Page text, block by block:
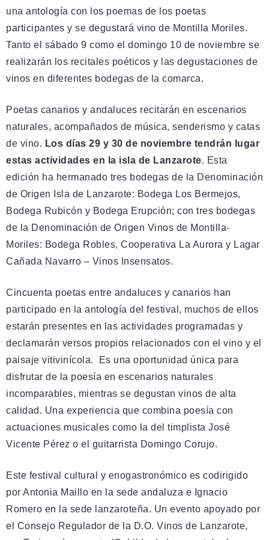
una antología con los poemas de los poetas
participantes y se degustará vino de Montilla Moriles.
Tanto el sábado 9 como el domingo 10 de noviembre se
realizarán los recitales poéticos y las degustaciones de
vinos en diferentes bodegas de la comarca.
Poetas canarios y andaluces recitarán en escenarios
naturales, acompañados de música, senderismo y catas
de vino. Los días 29 y 30 de noviembre tendrán lugar
estas actividades en la isla de Lanzarote. Esta
edición ha hermanado tres bodegas de la Denominación
de Origen Isla de Lanzarote: Bodega Los Bermejos,
Bodega Rubicón y Bodega Erupción; con tres bodegas
de la Denominación de Origen Vinos de Montilla-
Moriles: Bodega Robles, Cooperativa La Aurora y Lagar
Cañada Navarro – Vinos Insensatos.
Cincuenta poetas entre andaluces y canarios han
participado en la antología del festival, muchos de ellos
estarán presentes en las actividades programadas y
declamarán versos propios relacionados con el vino y el
paisaje vitivinícola. Es una oportunidad única para
disfrutar de la poesía en escenarios naturales
incomparables, mientras se degustan vinos de alta
calidad. Una experiencia que combina poesía con
actuaciones musicales como la del timplista José
Vicente Pérez o el guitarrista Domingo Corujo.
Este festival cultural y enogastronómico es codirigido
por Antonia Maillo en la sede andaluza e Ignacio
Romero en la sede lanzaroteña. Un evento apoyado por
el Consejo Regulador de la D.O. Vinos de Lanzarote,